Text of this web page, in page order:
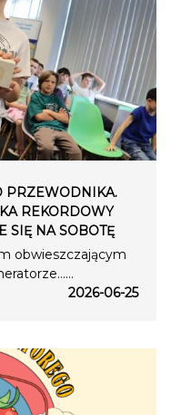
PRZEWODNIKA.
REKORDOWY
SIĘ NA SOBOTĘ
obwieszczającym
2026-06-25